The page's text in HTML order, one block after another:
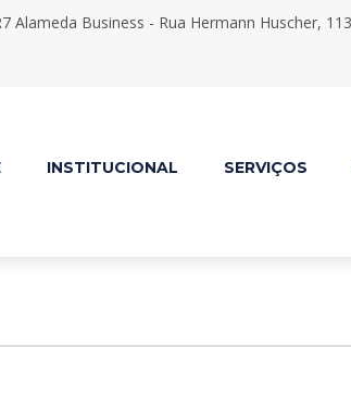
Alameda Business - Rua Hermann Huscher,
INSTITUCIONAL SERVIÇOS